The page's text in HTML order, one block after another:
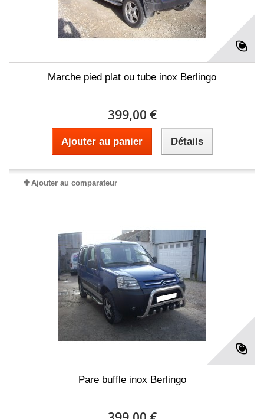
Marche pied plat ou tube inox Berlingo
399,00 €
Ajouter au panier Détails
Ajouter au comparateur
Pare buffle inox Berlingo